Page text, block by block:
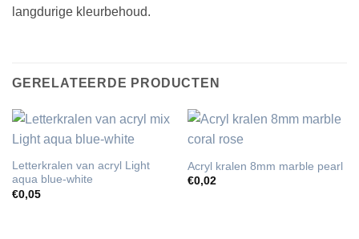
langdurige kleurbehoud.
GERELATEERDE PRODUCTEN
Letterkralen van acryl Light
aqua blue-white
€0,05
Acryl kralen 8mm marble pearl
€0,02